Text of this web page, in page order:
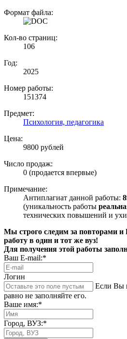
Формат файла:
Кол-во страниц:
106
Год:
2025
Номер работы:
151374
Предмет:
Психология, педагогика
Цена:
9800 рублей
Число продаж:
0 (продается впервые)
Примечание:
Антиплагиат данной работы:
(уникальность работы
технических повышений и
Мы строго следим за повторами
работу в один и тот же вуз!
Для получения этой работы
Ваш E-mail:*
Логин
Если Вы
равно не заполняйте его.
Ваше имя:*
Город, ВУЗ:*